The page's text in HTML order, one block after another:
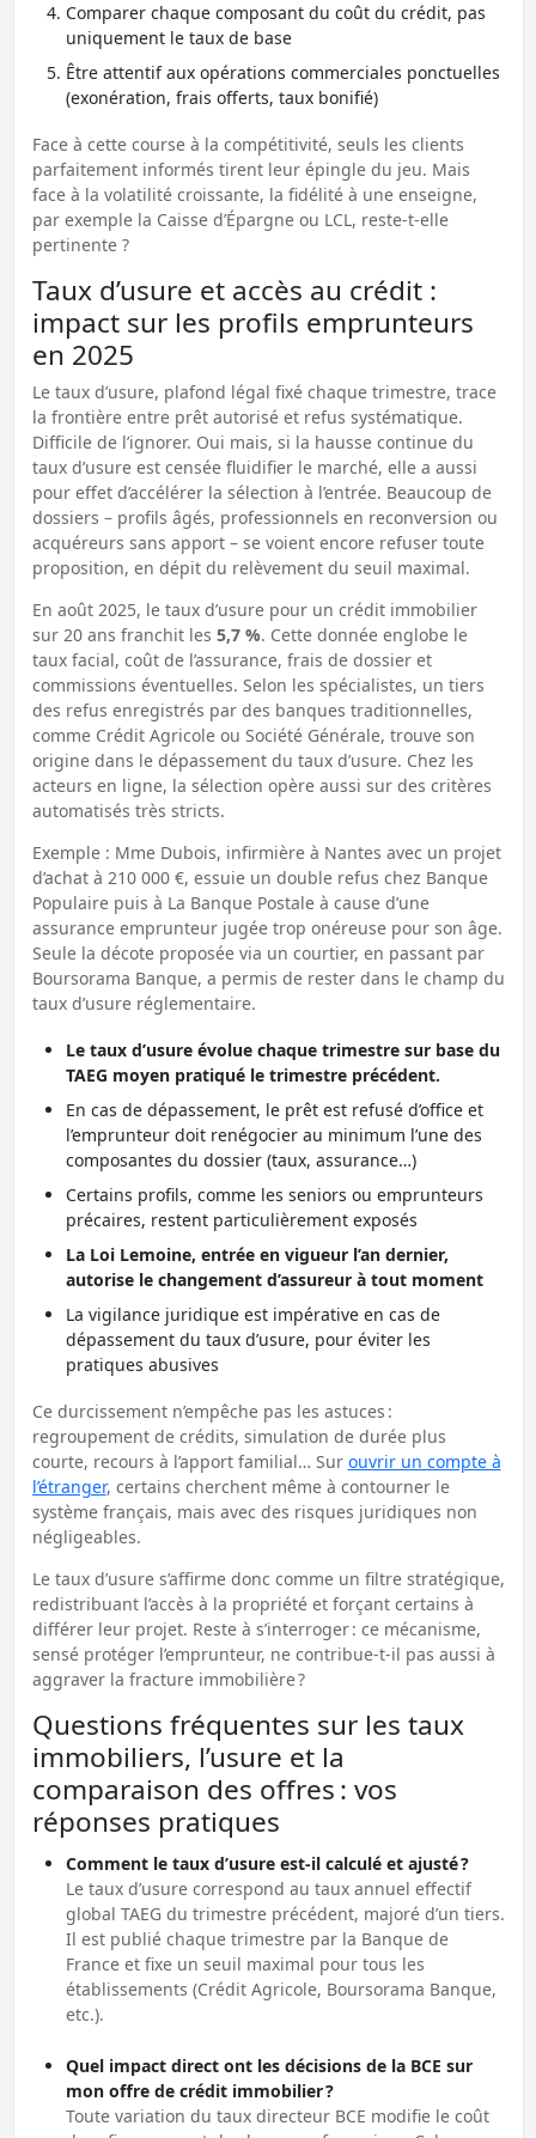
Comparer chaque composant du coût du crédit, pas
uniquement le taux de base
Être attentif aux opérations commerciales ponctuelles
(exonération, frais offerts, taux bonifié)
Face à cette course à la compétitivité, seuls les clients
parfaitement informés tirent leur épingle du jeu. Mais
face à la volatilité croissante, la fidélité à une enseigne,
par exemple la Caisse d’Épargne ou LCL, reste-t-elle
pertinente ?
Taux d’usure et accès au crédit :
impact sur les profils emprunteurs
en 2025
Le taux d’usure, plafond légal fixé chaque trimestre, trace
la frontière entre prêt autorisé et refus systématique.
Difficile de l’ignorer. Oui mais, si la hausse continue du
taux d’usure est censée fluidifier le marché, elle a aussi
pour effet d’accélérer la sélection à l’entrée. Beaucoup de
dossiers – profils âgés, professionnels en reconversion ou
acquéreurs sans apport – se voient encore refuser toute
proposition, en dépit du relèvement du seuil maximal.
En août 2025, le taux d’usure pour un crédit immobilier
sur 20 ans franchit les 5,7 %. Cette donnée englobe le
taux facial, coût de l’assurance, frais de dossier et
commissions éventuelles. Selon les spécialistes, un tiers
des refus enregistrés par des banques traditionnelles,
comme Crédit Agricole ou Société Générale, trouve son
origine dans le dépassement du taux d’usure. Chez les
acteurs en ligne, la sélection opère aussi sur des critères
automatisés très stricts.
Exemple : Mme Dubois, infirmière à Nantes avec un projet
d’achat à 210 000 €, essuie un double refus chez Banque
Populaire puis à La Banque Postale à cause d’une
assurance emprunteur jugée trop onéreuse pour son âge.
Seule la décote proposée via un courtier, en passant par
Boursorama Banque, a permis de rester dans le champ du
taux d’usure réglementaire.
Le taux d’usure évolue chaque trimestre sur base du
TAEG moyen pratiqué le trimestre précédent.
En cas de dépassement, le prêt est refusé d’office et
l’emprunteur doit renégocier au minimum l’une des
composantes du dossier (taux, assurance…)
Certains profils, comme les seniors ou emprunteurs
précaires, restent particulièrement exposés
La Loi Lemoine, entrée en vigueur l’an dernier,
autorise le changement d’assureur à tout moment
La vigilance juridique est impérative en cas de
dépassement du taux d’usure, pour éviter les
pratiques abusives
Ce durcissement n’empêche pas les astuces :
regroupement de crédits, simulation de durée plus
courte, recours à l’apport familial… Sur ouvrir un compte à
l’étranger, certains cherchent même à contourner le
système français, mais avec des risques juridiques non
négligeables.
Le taux d’usure s’affirme donc comme un filtre stratégique,
redistribuant l’accès à la propriété et forçant certains à
différer leur projet. Reste à s’interroger : ce mécanisme,
sensé protéger l’emprunteur, ne contribue-t-il pas aussi à
aggraver la fracture immobilière ?
Questions fréquentes sur les taux
immobiliers, l’usure et la
comparaison des offres : vos
réponses pratiques
Comment le taux d’usure est-il calculé et ajusté ?
Le taux d’usure correspond au taux annuel effectif
global TAEG du trimestre précédent, majoré d’un tiers.
Il est publié chaque trimestre par la Banque de
France et fixe un seuil maximal pour tous les
établissements (Crédit Agricole, Boursorama Banque,
etc.).
Quel impact direct ont les décisions de la BCE sur
mon offre de crédit immobilier ?
Toute variation du taux directeur BCE modifie le coût